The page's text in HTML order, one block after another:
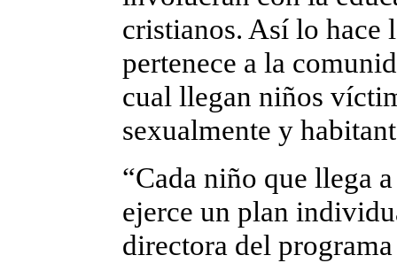
cristianos. Así lo hace
pertenece a la
cual llegan niños
sexualmente y
“Cada niño que llega
ejerce un plan
directora del